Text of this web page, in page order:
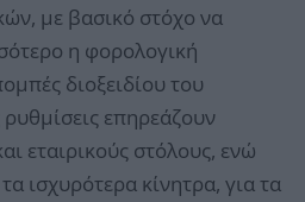
με βασικό στόχο να
η φορολογική
διοξειδίου του
επηρεάζουν
εταιρικούς στόλους, ενώ
ισχυρότερα κίνητρα, για τα